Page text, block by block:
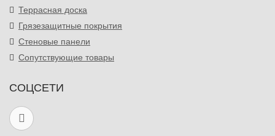
Террасная доска
Грязезащитные покрытия
Стеновые панели
Сопутствующие товары
СОЦСЕТИ